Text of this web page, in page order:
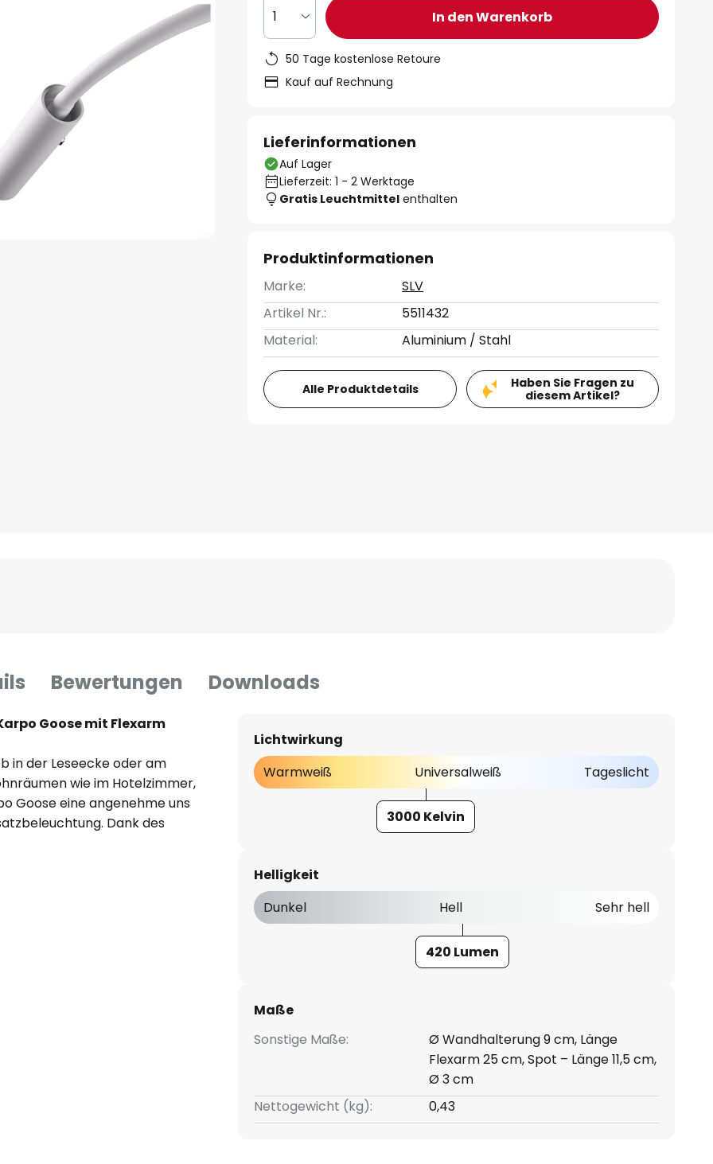
1 In den Warenkorb
50 Tage kostenlose Retoure
Kauf auf Rechnung
Lieferinformationen
Auf Lager
Lieferzeit: 1 - 2 Werktage
Gratis Leuchtmittel enthalten
Produktinformationen
Marke:
SLV
Artikel Nr.:
5511432
Material:
Aluminium / Stahl
Alle Produktdetails
Haben Sie Fragen zu
diesem Artikel?
Bewertungen Downloads
Goose mit Flexarm
in der Leseecke oder am
wie im Hotelzimmer,
Goose eine angenehme uns
Dank des
Lichtwirkung
Warmweiß
Universalweiß Tageslicht
3000 Kelvin
Helligkeit
Dunkel
Hell Sehr hell
420 Lumen
Maße
Sonstige Maße:
Ø Wandhalterung 9 cm, Länge
Flexarm 25 cm, Spot – Länge 11,5 cm,
Ø 3 cm
Nettogewicht (kg):
0,43